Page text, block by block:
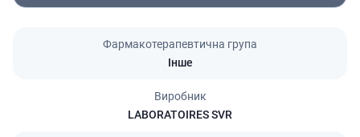
Фармакотерапевтична група
Інше
Виробник
LABORATOIRES SVR